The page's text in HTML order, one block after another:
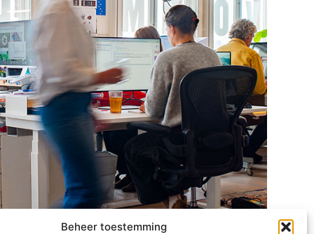
Beheer toestemming